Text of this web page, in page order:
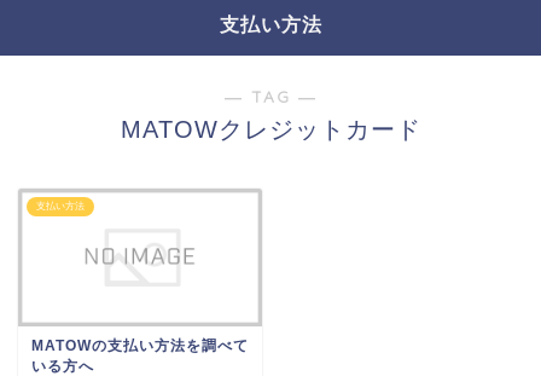
支払い方法
― TAG ―
MATOWクレジットカード
支払い方法
MATOWの支払い方法を調べて
いる方へ